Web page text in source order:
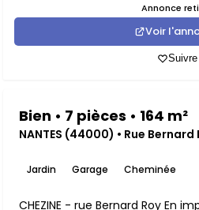
Annonce
Voir
Suivre
Bien • 7 pièces • 164 m²
NANTES (44000) • Rue Bernard
Jardin Garage Cheminée
CHEZINE - rue Bernard Roy En